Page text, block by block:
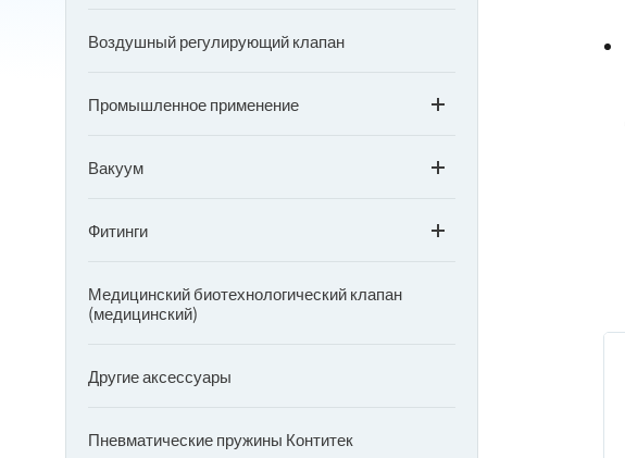
Воздушный регулирующий клапан
Промышленное применение
Вакуум
Фитинги
Медицинский биотехнологический клапан
(медицинский)
Другие аксессуары
Пневматические пружины Контитек